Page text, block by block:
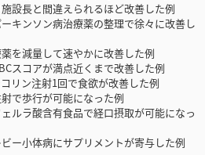
設長と間違えられるほど改善した例
キンソン病治療薬の整理で徐々に改善し
を減量して速やかに改善した例
スコアが満点近くまで改善した例
リン注射1回で食欲が改善した例
で歩行が可能になった例
ルラ酸含有食品で経口摂取が可能になっ
ー小体病にサプリメントが寄与した例